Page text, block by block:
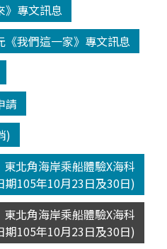
》專文訊息
我們這一家》專文訊息
請
)
東北角海岸乘船體驗X海科
期105年10月23日及30日)
東北角海岸乘船體驗X海科
期105年10月23日及30日)